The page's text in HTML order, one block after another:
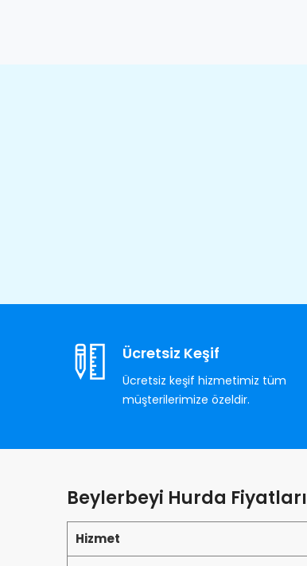
Ücretsiz Keşif
Ücretsiz keşif hizmetimiz tüm
müşterilerimize özeldir.
Beylerbeyi Hurda Fiyatları
Hizmet